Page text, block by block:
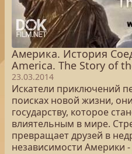
Америка. История
America. The Story of
23.03.2014
Искатели приключений
поисках новой жизни,
государству, которое
влиятельным в мире.
превращает друзей в
независимости Америки